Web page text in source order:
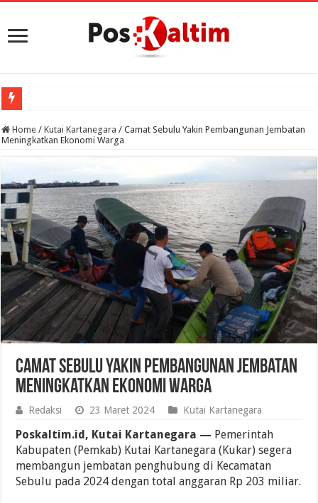
Home / Kutai Kartanegara / Camat Sebulu Yakin Pembangunan Jembatan
Meningkatkan Ekonomi Warga
Camat Sebulu Yakin Pembangunan Jembatan
Meningkatkan Ekonomi Warga
Redaksi 23 Maret 2024 Kutai Kartanegara
Poskaltim.id, Kutai Kartanegara — Pemerintah
Kabupaten (Pemkab) Kutai Kartanegara (Kukar) segera
membangun jembatan penghubung di Kecamatan
Sebulu pada 2024 dengan total anggaran Rp 203 miliar.